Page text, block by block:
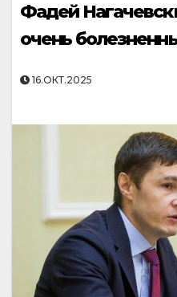
Фадей
очень
16.ОКТ.2025